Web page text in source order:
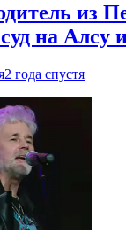
из
на Алсу
2 года спустя